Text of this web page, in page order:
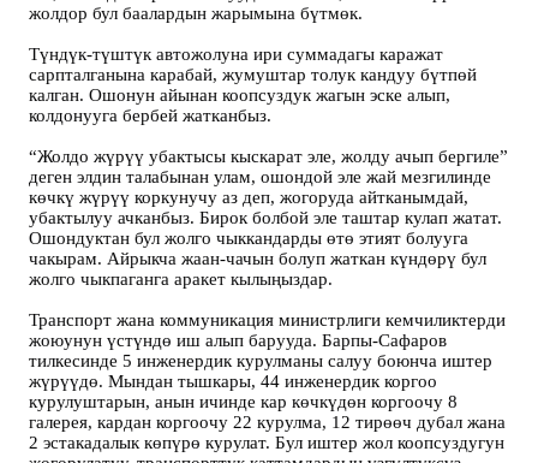
жолдор бул баалардын жарымына бүтмөк.
Түндүк-түштүк автожолуна ири суммадагы каражат
сарпталганына карабай, жумуштар толук кандуу бүтпөй
калган. Ошонун айынан коопсуздук жагын эске алып,
колдонууга бербей жатканбыз.
“Жолдо жүрүү убактысы кыскарат эле, жолду ачып бергиле”
деген элдин талабынан улам, ошондой эле жай мезгилинде
көчкү жүрүү коркунучу аз деп, жогоруда айтканымдай,
убактылуу ачканбыз. Бирок болбой эле таштар кулап жатат.
Ошондуктан бул жолго чыккандарды өтө этият болууга
чакырам. Айрыкча жаан-чачын болуп жаткан күндөрү бул
жолго чыкпаганга аракет кылыңыздар.
Транспорт жана коммуникация министрлиги кемчиликтерди
жоюунун үстүндө иш алып барууда. Барпы-Сафаров
тилкесинде 5 инженердик курулманы салуу боюнча иштер
жүрүүдө. Мындан тышкары, 44 инженердик коргоо
курулуштарын, анын ичинде кар көчкүдөн коргоочу 8
галерея, кардан коргоочу 22 курулма, 12 тирөөч дубал жана
2 эстакадалык көпүрө курулат. Бул иштер жол коопсуздугун